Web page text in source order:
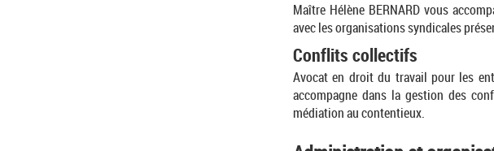
Maître Hélène BERNARD vous
avec les organisations syndicales
Conflits collectifs
Avocat en droit du travail pour les
accompagne dans la gestion des
médiation au contentieux.